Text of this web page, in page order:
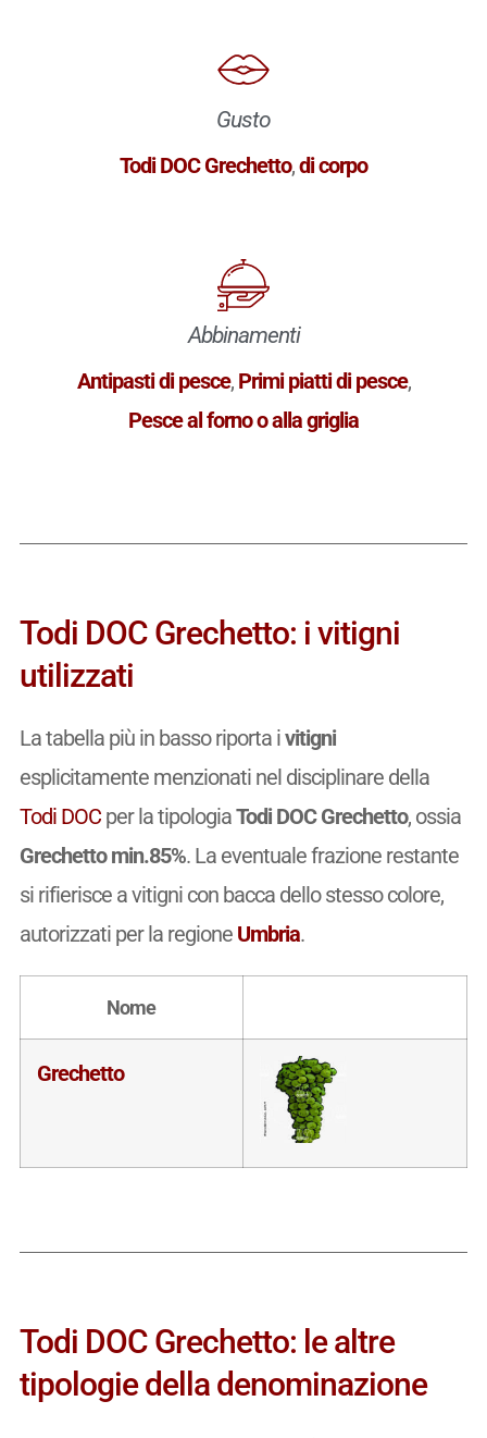
Gusto
Todi DOC Grechetto,di corpo
Abbinamenti
Antipasti di pesce, Primi piatti di pesce,
Pesce al forno o alla griglia
Todi DOC Grechetto: i vitigni
utilizzati
La tabella più in basso riporta ivitigni
esplicitamente menzionati nel disciplinare della
Todi DOCper la tipologiaTodi DOC Grechetto, ossia
Grechetto min.85%. La eventuale frazione restante
si rifierisce a vitigni con bacca dello stesso colore,
autorizzati per la regione Umbria.
Nome
Grechetto
Todi DOC Grechetto: le altre
tipologie della denominazione